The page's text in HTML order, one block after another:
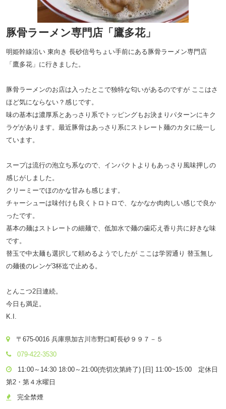
豚骨ラーメン専門店「鷹多花」
明姫幹線沿い 東向き 長砂信号ちょい手前にある豚骨ラーメン専門店
「鷹多花」に行きました。
豚骨ラーメンのお店は入ったとこで独特な匂いがあるのですが ここはさ
ほど気にならない？感じです。
味の基本は濃厚系とあっさり系でトッピングもお決まりパターンにキク
ラゲがあります。最近豚骨はあっさり系にストレート麺のカタに統一し
ています。
スープは流行の泡立ち系なので、インパクトよりもあっさり風味押しの
感じがしました。
クリーミーでほのかな甘みも感じます。
チャーシューは味付けも良くトロトロで、なかなか肉肉しい感じで良か
ったです。
基本の麺はストレートの細麺で、低加水で麺の歯応え香り共に好きな味
です。
替玉で中太麺も選択して頼めるようでしたが ここは学習通り 替玉無し
の麺後のレンゲ3杯迄で止める。
とんこつ2日連続。
今日も満足。
K.I.
〒675-0016 兵庫県加古川市野口町長砂９９７－５
079-422-3530
11:00～14:30 18:00～21:00(売切次第終了) [日] 11:00~15:00 定休日
第2・第４水曜日
完全禁煙